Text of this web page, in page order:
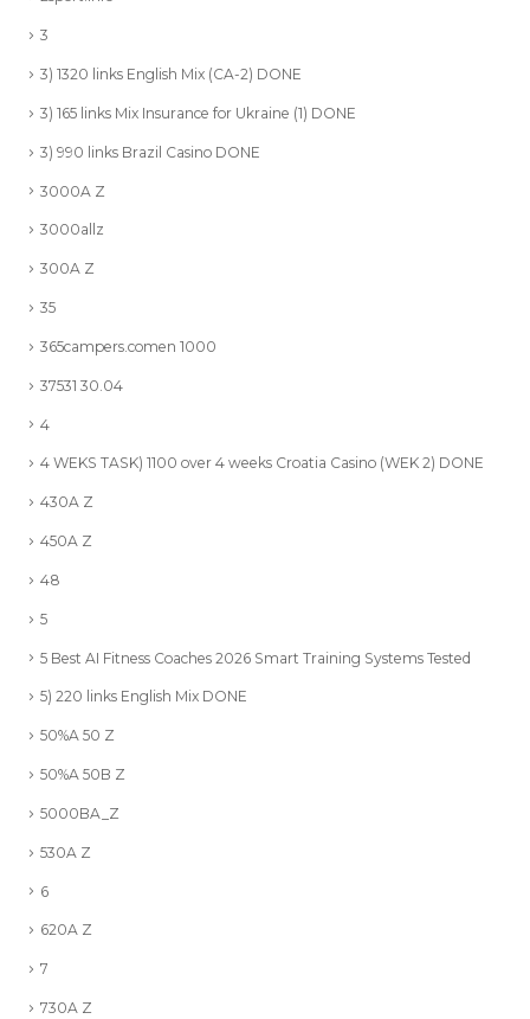
3
3) 1320 links English Mix (CA-2) DONE
3) 165 links Mix Insurance for Ukraine (1) DONE
3) 990 links Brazil Casino DONE
3000A Z
3000allz
300A Z
35
365campers.comen 1000
37531 30.04
4
4 WEKS TASK) 1100 over 4 weeks Croatia Casino (WEK 2) DONE
430A Z
450A Z
48
5
5 Best AI Fitness Coaches 2026 Smart Training Systems Tested
5) 220 links English Mix DONE
50%A 50 Z
50%A 50B Z
5000BA_Z
530A Z
6
620A Z
7
730A Z